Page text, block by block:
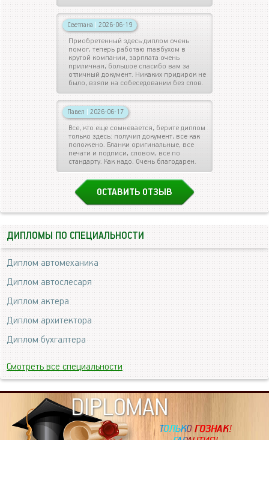
Светлана | 2026-06-19
Приобретенный здесь диплом очень
помог, теперь работаю главбухом в
крутой компании, зарплата очень
приличная, большое спасибо вам за
отличный документ. Никаких придирок не
было, взяли на собеседовании без слов.
Павел | 2026-06-17
Все, кто еще сомневается, берите диплом
только здесь: получил документ, все как
положено. Бланки оригинальные, все
печати и подписи, словом, все по
стандарту. Как надо. Очень благодарен.
ОСТАВИТЬ ОТЗЫВ
ДИПЛОМЫ ПО СПЕЦИАЛЬНОСТИ
Диплом автомеханика
Диплом автослесаря
Диплом актера
Диплом архитектора
Диплом бухгалтера
Смотреть все специальности
DIPLOMAN